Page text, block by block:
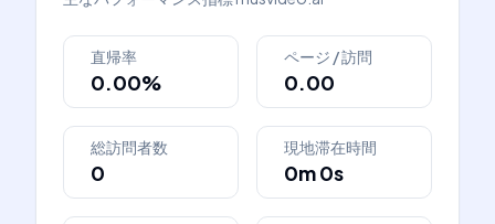
直帰率
0.00%
ページ / 訪問
0.00
総訪問者数
0
現地滞在時間
0m 0s